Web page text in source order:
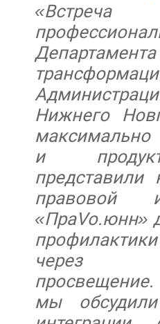
Нижнего
максимально
и
правовой
«ПраVо.юнн»
через
просвещение.
мы